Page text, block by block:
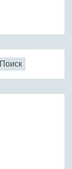
Поиск